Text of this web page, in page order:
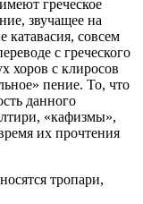
греческое
звучащее на
катавасия, совсем
с греческого
хоров с клиросов
пение. То, что
данного
«кафизмы»,
их прочтения
тропари,